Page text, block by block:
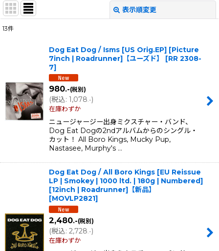
表示順変更
並び順:
13件
Dog Eat Dog / Isms [US Orig.EP] [Picture
7inch | Roadrunner]【ユーズド】
[RR 2308-
7]
980.-(税別)
(税込: 1,078.-)
在庫わずか
ニュージャージー出身ミクスチャー・バンド、
Dog Eat Dogの2ndアルバムからのシングル・
カット！ All Boro Kings, Mucky Pup,
Nastasee, Murphy's …
Dog Eat Dog / All Boro Kings [EU Reissue
LP | Smokey | 1000 ltd. | 180g | Numbered]
[12inch | Roadrunner]【新品】
[MOVLP2821]
2,480.-(税別)
(税込: 2,728 .-)
在庫わずか